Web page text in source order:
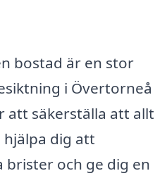
bostad är en stor
i Övertorneå
att säkerställa att allt
dig att
brister och ge dig en